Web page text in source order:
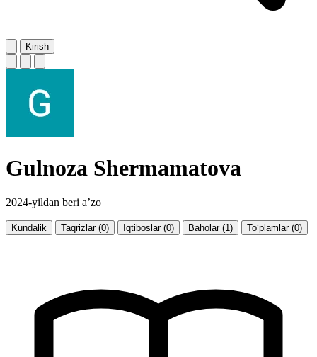
Kirish
Gulnoza Shermamatova
2024-yildan beri a’zo
Kundalik Taqrizlar (0) Iqtiboslar (0) Baholar (1) To‘plamlar (0)